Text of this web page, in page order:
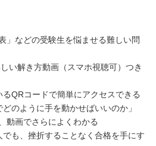
」などの受験生を悩ませる難しい問
い解き方動画（スマホ視聴可）つき
QRコードで簡単にアクセスできる
のように手を動かせばいいのか」
動画でさらによくわかる
も、挫折することなく合格を手にす